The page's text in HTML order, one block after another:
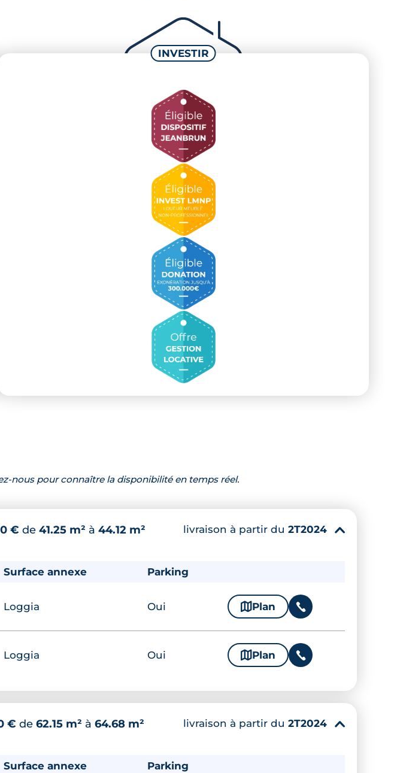
nous pour connaître la disponibilité en temps réel.
€ de 41.25 m² à 44.12 m² livraison à partir du 2T2024 ▾
Surface annexe Parking
Loggia Oui 🗞 Plan 📞
Loggia Oui 🗞 Plan 📞
€ de 62.15 m² à 64.68 m² livraison à partir du 2T2024 ▾
Surface annexe Parking